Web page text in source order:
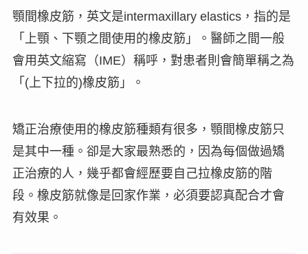
顎間橡皮筋，英文是intermaxillary elastics，指的是
「上顎、下顎之間使用的橡皮筋」。醫師之間一般
會用英文縮寫（IME）稱呼，對患者則會簡單稱之為
「(上下拉的)橡皮筋」。
矯正治療使用的橡皮筋種類有很多，顎間橡皮筋只
是其中一種。卻是大家最熟悉的，因為每個做過矯
正治療的人，幾乎都會經歷要自己拉橡皮筋的階
段。橡皮筋就像是 回家作業 ，必須要認真配合才會
有效果。